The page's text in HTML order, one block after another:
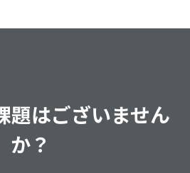
題はございません
か？